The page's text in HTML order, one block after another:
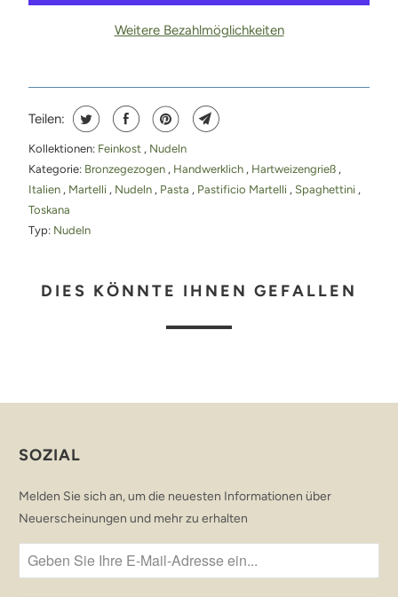
Weitere Bezahlmöglichkeiten
Teilen:
Kollektionen: Feinkost , Nudeln
Kategorie: Bronzegezogen , Handwerklich , Hartweizengrieß ,
Italien , Martelli , Nudeln , Pasta , Pastificio Martelli , Spaghettini ,
Toskana
Typ: Nudeln
DIES KÖNNTE IHNEN GEFALLEN
SOZIAL
Melden Sie sich an, um die neuesten Informationen über
Neuerscheinungen und mehr zu erhalten